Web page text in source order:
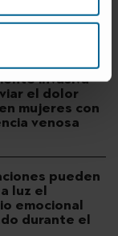
invasiva
el dolor
mujeres con
venosa
pueden
luz el
emocional
durante el